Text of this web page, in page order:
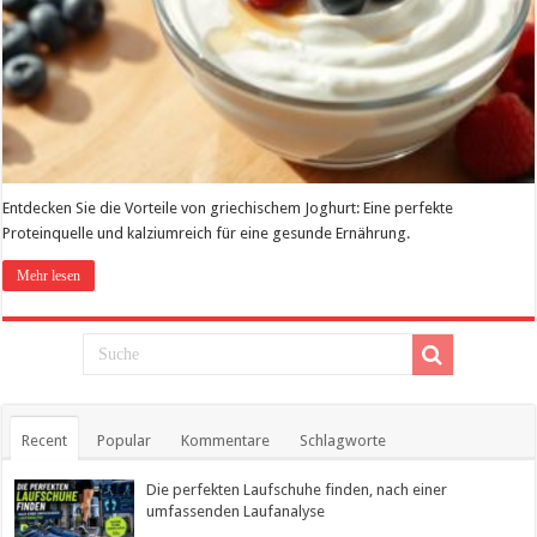
Entdecken Sie die Vorteile von griechischem Joghurt: Eine perfekte
Proteinquelle und kalziumreich für eine gesunde Ernährung.
Mehr lesen
Recent Popular Kommentare Schlagworte
Die perfekten Laufschuhe finden, nach einer
umfassenden Laufanalyse